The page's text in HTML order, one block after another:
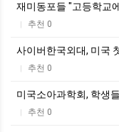
재미동포들 "고등학교
| 추천 0
사이버한국외대, 미국
| 추천 0
미국소아과학회, 학생
| 추천 0